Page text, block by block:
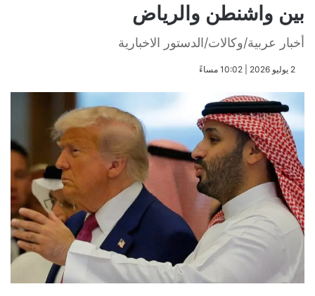
بين واشنطن والرياض
أخبار عربية/وكالات/الدستور الاخبارية
​2 يوليو 2026 | 10:02 مساءً